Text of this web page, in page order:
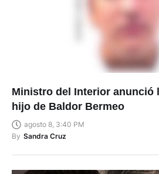
Ministro del Interior anunció
hijo de Baldor Bermeo
agosto 8, 3:40 PM
By Sandra Cruz